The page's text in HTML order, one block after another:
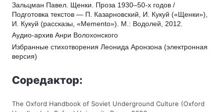
Зальцман Павел. Щенки. Проза 1930–50-х годов /
Подготовка текстов — П. Казарновский, И. Кукуй («Щенки»),
И. Кукуй (рассказы, «Memento»). М.: Водолей, 2012.
Аудио-архив Анри Волохонского
Избранные стихотворения Леонида Аронзона (электронная
версия)
Соредактор:
The Oxford Handbook of Soviet Underground Culture (Oxford